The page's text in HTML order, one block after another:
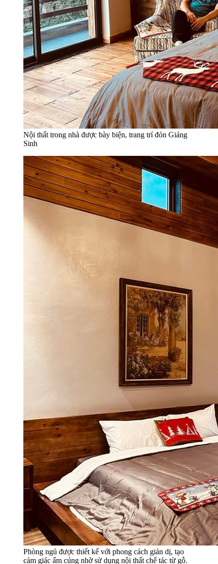
Nội thất trong nhà được bày biện, trang trí đón Giáng
Sinh
Phòng ngủ được thiết kế với phong cách giản dị, tạo
cảm giác ấm cúng nhờ sử dụng nội thất chế tác từ gỗ.